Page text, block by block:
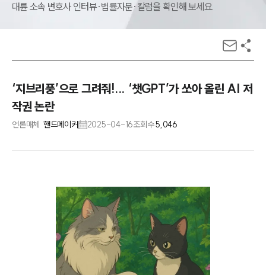
대륜 소속 변호사 인터뷰·법률자문·칼럼을 확인해 보세요.
‘지브리풍’으로 그려줘!... ‘챗GPT’가 쏘아 올린 AI 저
작권 논란
언론매체 핸드메이커 2025-04-16조회수5,046